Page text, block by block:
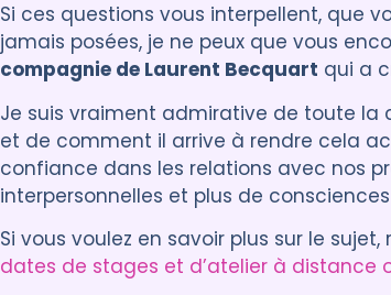
Si ces questions vous interpellent, que
jamais posées, je ne peux que vous
compagnie de Laurent Becquart qui a
Je suis vraiment admirative de toute la
et de comment il arrive à rendre cela
confiance dans les relations avec nos
interpersonnelles et plus de
Si vous voulez en savoir plus sur le
dates de stages et d’atelier à distance